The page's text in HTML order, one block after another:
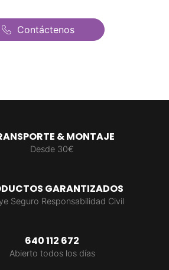
Contáctenos
& MONTAJE
Desde 30€
GARANTIZADOS
Seguro Responsabilidad Civil
640 112 672
Abierto todos los días